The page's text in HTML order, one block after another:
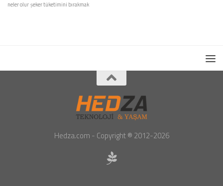
neler olurşeker tüketimini bırakmak
Hedza.com - Copyright ® 2012-2026